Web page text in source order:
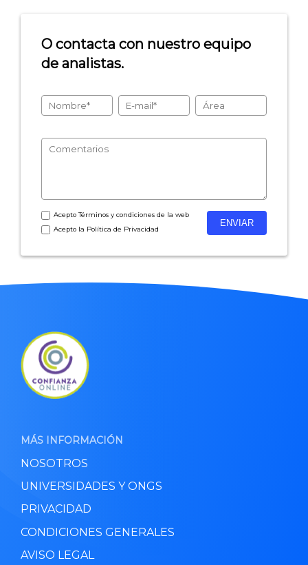
O contacta con nuestro equipo
de analistas.
AceptoTérminos y condicionesde la web
Acepto la Política de Privacidad
MÁS INFORMACIÓN
NOSOTROS
UNIVERSIDADES Y ONGS
PRIVACIDAD
CONDICIONES GENERALES
AVISO LEGAL